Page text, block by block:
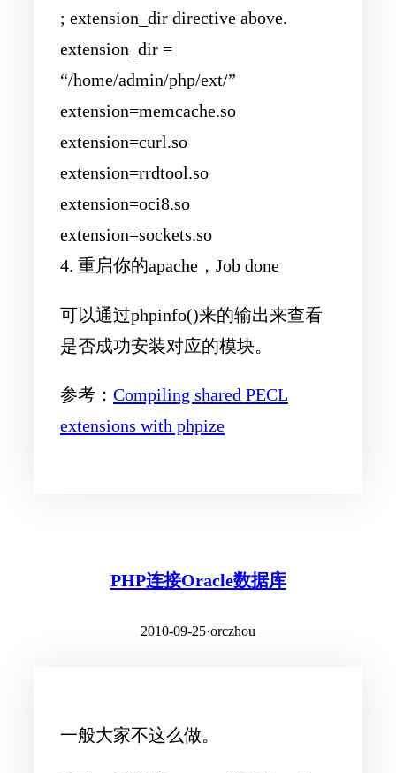
; extension_dir directive above.
extension_dir =
“/home/admin/php/ext/”
extension=memcache.so
extension=curl.so
extension=rrdtool.so
extension=oci8.so
extension=sockets.so
4. 重启你的apache，Job done
可以通过phpinfo()来的输出来查看
是否成功安装对应的模块。
参考： Compiling shared PECL
extensions with phpize
PHP连接Oracle数据库
2010-09-25·orczhou
一般大家不这么做。